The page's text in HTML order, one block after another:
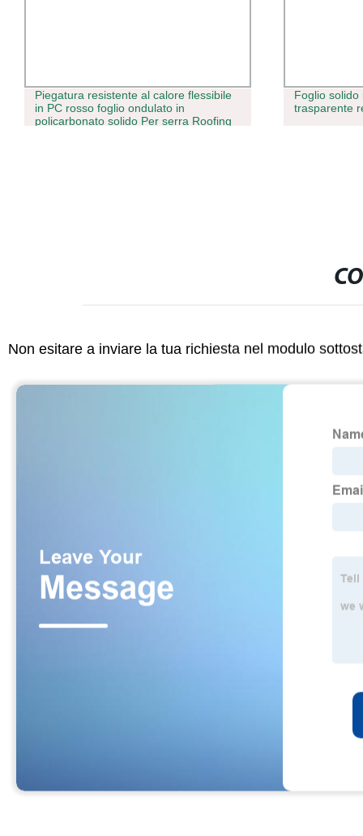
Piegatura resistente al calore flessibile
in PC rosso foglio ondulato in
policarbonato solido Per serra Roofing
Foglio solido
trasparente
Non esitare a inviare la tua richiesta nel modulo